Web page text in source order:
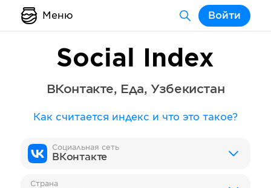
Меню Войти
Social Index
ВКонтакте, Еда, Узбекистан
Как считается индекс и что это такое?
Социальная сеть
ВКонтакте
Страна